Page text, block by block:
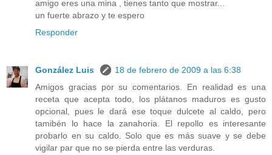
amigo eres una mina , tienes tanto que mostrar...
un fuerte abrazo y te espero
Responder
González Luis
18 de febrero de 2009 a las 6:38
Amigos gracias por su comentarios. En realidad es una
receta que acepta todo, los plátanos maduros es gusto
opcional, pues le dará ese toque dulcete al caldo, pero
tamibén lo hace la zanahoria. El repollo es interesante
probarlo en su caldo. Solo que es más suave y se debe
vigilar par que no se pierda entre las verduras.